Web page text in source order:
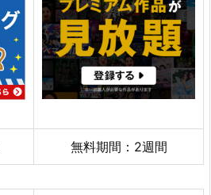
無料期間：2週間